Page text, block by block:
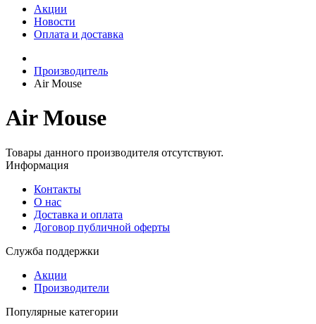
Акции
Новости
Оплата и доставка
Производитель
Air Mouse
Air Mouse
Товары данного производителя отсутствуют.
Информация
Контакты
О нас
Доставка и оплата
Договор публичной оферты
Служба поддержки
Акции
Производители
Популярные категории